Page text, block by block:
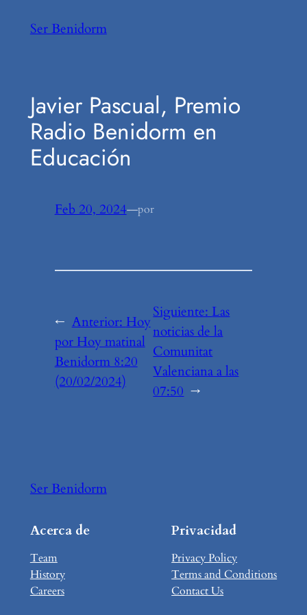
Ser Benidorm
Javier Pascual, Premio
Radio Benidorm en
Educación
Feb 20, 2024—por
← Anterior: Hoy
por Hoy matinal
Benidorm 8:20
(20/02/2024)
Siguiente: Las
noticias de la
Comunitat
Valenciana a las
07:50 →
Ser Benidorm
Acerca de
Team
History
Careers
Privacidad
Privacy Policy
Terms and Conditions
Contact Us